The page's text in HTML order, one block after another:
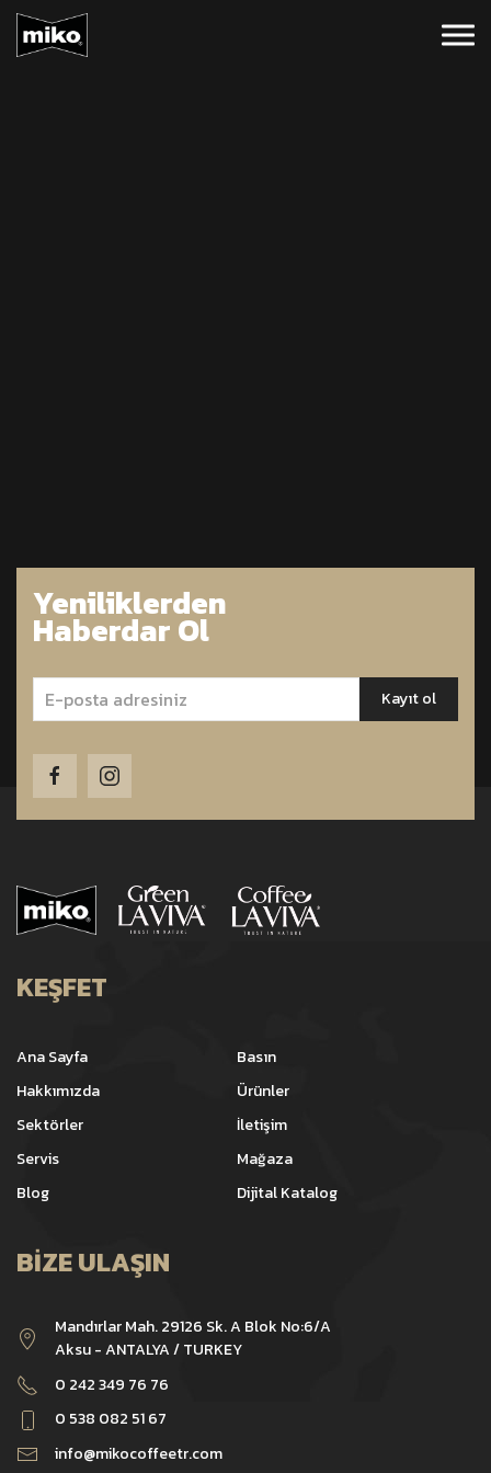
Yeniliklerden
Haberdar Ol
KEŞFET
Ana Sayfa
Hakkımızda
Sektörler
Servis
Blog
Basın
Ürünler
İletişim
Mağaza
Dijital Katalog
BIZE ULAŞIN
Mandırlar Mah. 29126 Sk. A Blok No:6/A
Aksu - ANTALYA / TURKEY
0 242 349 76 76
0 538 082 51 67
info@mikocoffeetr.com